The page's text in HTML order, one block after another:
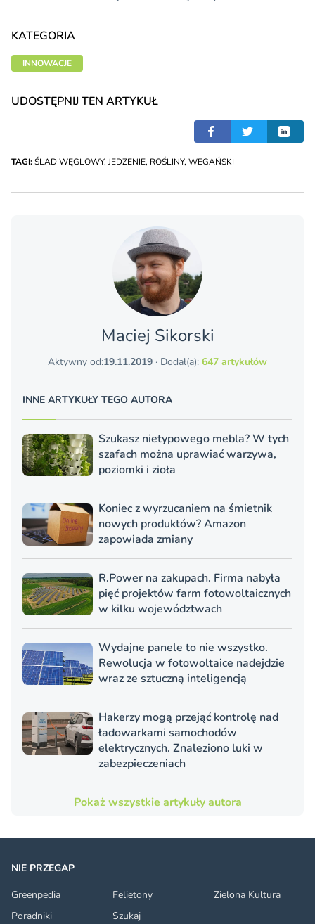
KATEGORIA
INNOWACJE
UDOSTĘPNIJ TEN ARTYKUŁ
TAGI:ŚLAD WĘGLOWY, JEDZENIE, ROŚLINY, WEGAŃSKI
Maciej Sikorski
Aktywny od:19.11.2019 · Dodał(a): 647 artykułów
INNE ARTYKUŁY TEGO AUTORA
Szukasz nietypowego mebla? W tych
szafach można uprawiać warzywa,
poziomki i zioła
Koniec z wyrzucaniem na śmietnik
nowych produktów? Amazon
zapowiada zmiany
R.Power na zakupach. Firma nabyła
pięć projektów farm fotowoltaicznych
w kilku województwach
Wydajne panele to nie wszystko.
Rewolucja w fotowoltaice nadejdzie
wraz ze sztuczną inteligencją
Hakerzy mogą przejąć kontrolę nad
ładowarkami samochodów
elektrycznych. Znaleziono luki w
zabezpieczeniach
Pokaż wszystkie artykuły autora
NIE PRZEGAP
Greenpedia
Felietony
Zielona Kultura
Poradniki
Szukaj